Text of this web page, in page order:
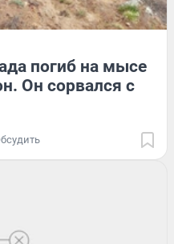
погиб на мысе
Он сорвался с